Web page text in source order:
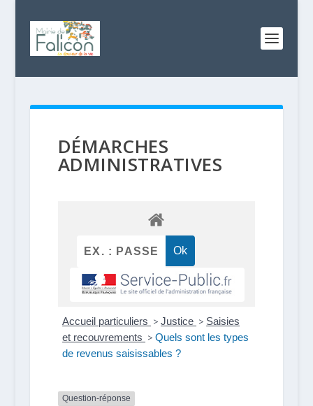
DÉMARCHES
ADMINISTRATIVES
Accueil particuliers > Justice > Saisies
et recouvrements > Quels sont les types
de revenus saisissables ?
Question-réponse